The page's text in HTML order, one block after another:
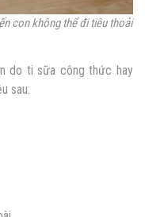
con không thể đi tiêu thoải
do ti sữa công thức hay
sau: